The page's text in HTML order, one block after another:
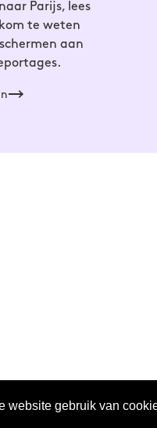
website gebruik van
Parijs, lees
te weten
aan